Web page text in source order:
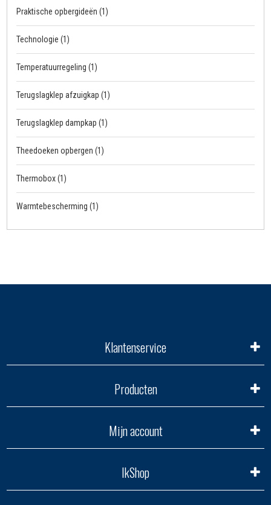
Praktische opbergideën(1)
Technologie(1)
Temperatuurregeling(1)
Terugslagklep afzuigkap(1)
Terugslagklep dampkap(1)
Theedoeken opbergen(1)
Thermobox(1)
Warmtebescherming(1)
Klantenservice
Producten
Mijn account
IkShop